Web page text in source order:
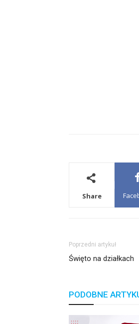
Share
Poprzedni artykuł
Święto na działkach
PODOBNE